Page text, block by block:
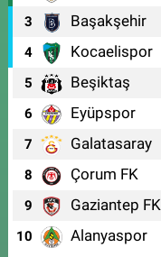
3 Başakşehir
4 Kocaelispor
5 Beşiktaş
6 Eyüpspor
7 Galatasaray
8 Çorum FK
9 Gaziantep FK
10 Alanyaspor